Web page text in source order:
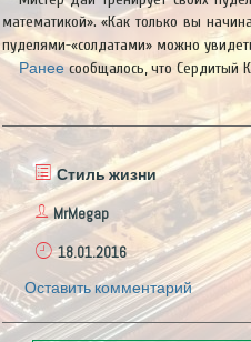
математикой». «Как только вы
пуделями-«солдатами» можно
Ранеесообщалось, что Сердитый
Стиль жизни
MrMegap
18.01.2016
Оставить комментарий